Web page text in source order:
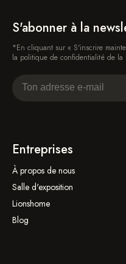
S'abonner à la
*En cliquant sur « S'inscrire
la politique de confidentialité de la
Entreprises
À propos de nous
Salle d'exposition
Lionshome
Blog